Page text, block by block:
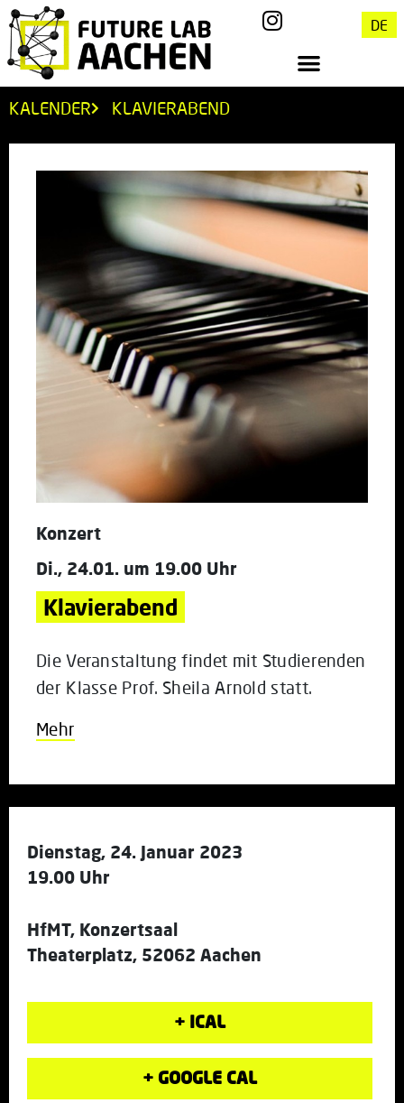
DE
KALENDER KLAVIERABEND
Konzert
Di., 24.01. um 19.00 Uhr
Klavierabend
Die Veranstaltung findet mit Studierenden
der Klasse Prof. Sheila Arnold statt.
Mehr
Dienstag, 24. Januar 2023
19.00 Uhr
HfMT, Konzertsaal
Theaterplatz, 52062 Aachen
+ ICAL
+ GOOGLE CAL